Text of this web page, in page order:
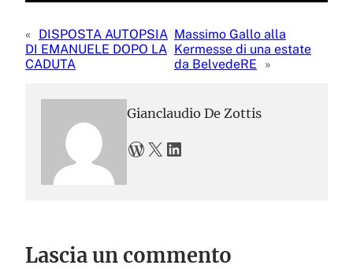
« DISPOSTA AUTOPSIA
DI EMANUELE DOPO LA
CADUTA
Massimo Gallo alla
Kermesse di una estate
da BelvedeRE
»
Gianclaudio De Zottis
WordPress X LinkedIn
Lascia un commento